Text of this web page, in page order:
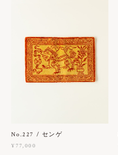
No.227 / センゲ
¥77,000